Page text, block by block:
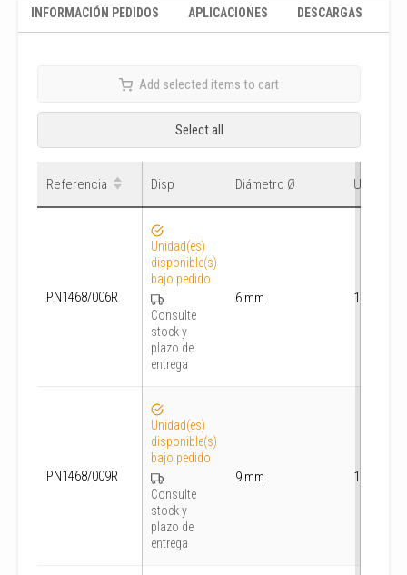
INFORMACIÓN PEDIDOS APLICACIONES DESCARGAS
Add selected items to cart
Select all
Referencia Disp Diámetro Ø Unids/
Referencia Disp Diámetro Ø Unids/
PN1468/006R
Unidad(es)
disponible(s)
bajo pedido
Consulte
stock y
plazo de
entrega
6 mm 1000
PN1468/009R
Unidad(es)
disponible(s)
bajo pedido
Consulte
stock y
plazo de
entrega
9 mm 1000